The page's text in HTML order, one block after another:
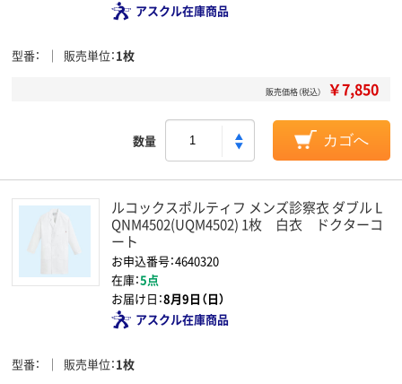
アスクル在庫商品
型番 販売単位 1枚
販売価格（税込） ￥7,850
数量 カゴへ
ルコックスポルティフ メンズ診察衣 ダブル L
QNM4502(UQM4502) 1枚 白衣 ドクターコ
ート
お申込番号：4640320
在庫：5点
お届け日：8月9日（日）
アスクル在庫商品
型番 販売単位 1枚